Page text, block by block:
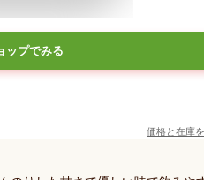
ップでみる
価格と在庫を